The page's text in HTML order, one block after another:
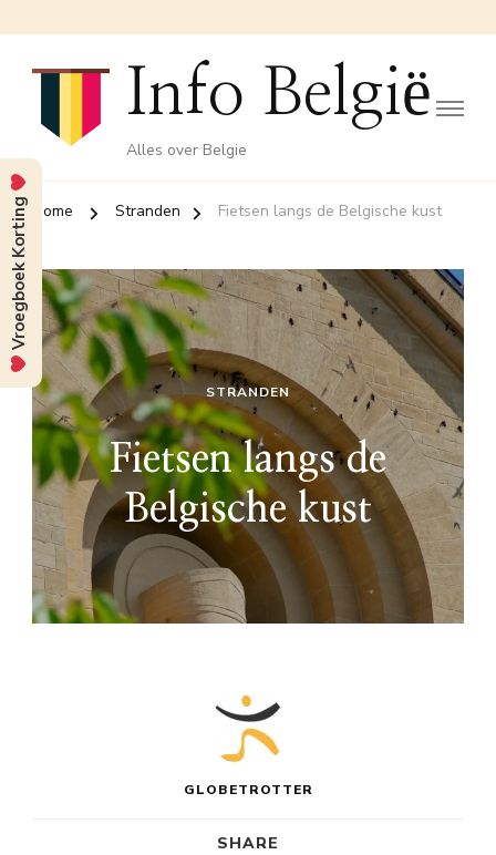
Info België
Alles over Belgie
Home Stranden Fietsen langs de Belgische kust
STRANDEN
Fietsen langs de
Belgische kust
GLOBETROTTER
SHARE
Vroegboek Korting